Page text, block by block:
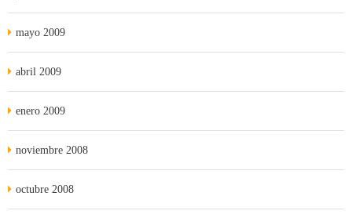
mayo 2009
abril 2009
enero 2009
noviembre 2008
octubre 2008